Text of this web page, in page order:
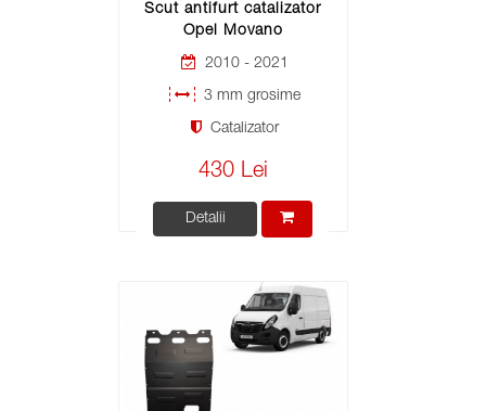
Scut antifurt catalizator
Opel Movano
2010 - 2021
3 mm grosime
Catalizator
430 Lei
Detalii